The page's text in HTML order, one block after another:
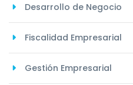
Desarrollo de Negocio
Fiscalidad Empresarial
Gestión Empresarial